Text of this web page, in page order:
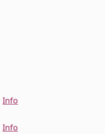
Info
Info